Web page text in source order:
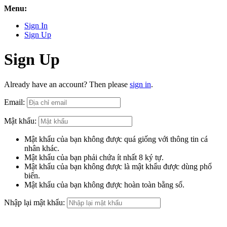
Menu:
Sign In
Sign Up
Sign Up
Already have an account? Then please sign in.
Email:
Mật khẩu:
Mật khẩu của bạn không được quá giống với thông tin cá
nhân khác.
Mật khẩu của bạn phải chứa ít nhất 8 ký tự.
Mật khẩu của bạn không được là mật khẩu được dùng phổ
biến.
Mật khẩu của bạn không được hoàn toàn bằng số.
Nhập lại mật khẩu: